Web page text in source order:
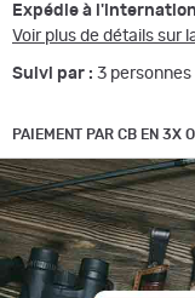
Expédie à
Voir plus de détails sur
Suivi par : 3 personnes
PAIEMENT PAR CB EN 3X